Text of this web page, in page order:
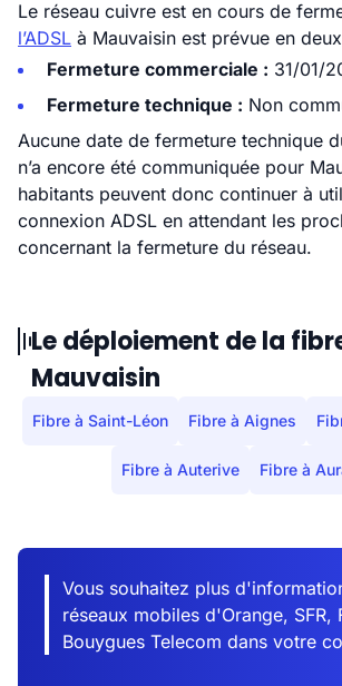
Le réseau cuivre est en cours de
l’ADSL à Mauvaisin est prévue en
Fermeture commerciale : 31/01/
Fermeture technique : Non
Aucune date de fermeture technique
n’a encore été communiquée pour
habitants peuvent donc continuer à
connexion ADSL en attendant les
concernant la fermeture du réseau.
Le déploiement de la
Mauvaisin
Fibre à Saint-Léon Fibre à Aignes
Fibre à Auterive Fibre à
Vous souhaitez plus
réseaux mobiles d'Orange, SFR,
Bouygues Telecom dans votre